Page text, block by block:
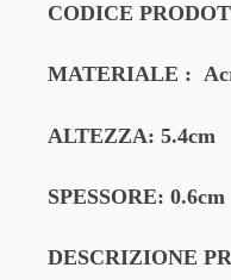
CODICE
MATERIALE :
ALTEZZA: 5.4cm
SPESSORE: 0.6cm
DESCRIZIONE